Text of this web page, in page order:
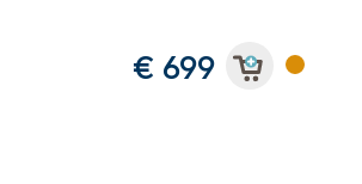
€ 699